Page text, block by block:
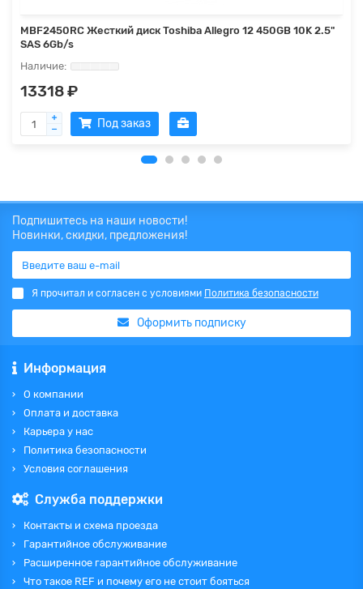
MBF2450RC Жесткий диск Toshiba Allegro 12 450GB 10K 2.5"
SAS 6Gb/s
13318 ₽
Под заказ
Подпишитесь на наши новости!
Новинки, скидки, предложения!
Я прочитал и согласен с условиями Политика безопасности
Оформить подписку
Информация
О компании
Оплата и доставка
Карьера у нас
Политика безопасности
Условия соглашения
Служба поддержки
Контакты и схема проезда
Гарантийное обслуживание
Расширенное гарантийное обслуживание
Что такое REF и почему его не стоит бояться